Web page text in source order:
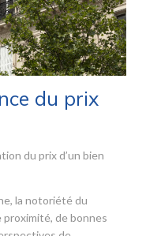
du prix
du prix d’un bien
la notoriété du
proximité, de bonnes